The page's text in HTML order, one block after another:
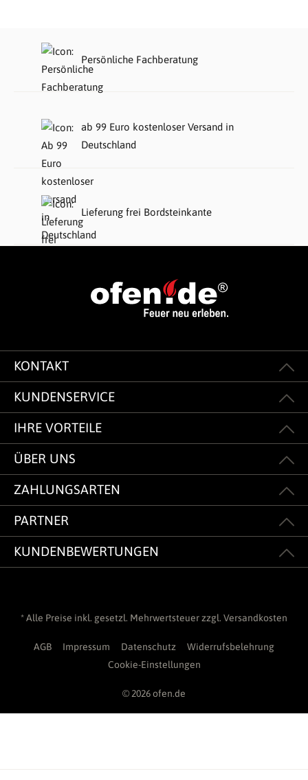
Persönliche Fachberatung
ab 99 Euro kostenloser Versand in
Deutschland
Lieferung frei Bordsteinkante
KONTAKT
KUNDENSERVICE
IHRE VORTEILE
ÜBER UNS
ZAHLUNGSARTEN
PARTNER
KUNDENBEWERTUNGEN
* Alle Preise inkl. gesetzl. Mehrwertsteuer zzgl. Versandkosten
AGB Impressum Datenschutz
Widerrufsbelehrung
Cookie-Einstellungen
© 2026 ofen.de